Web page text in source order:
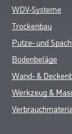
WDV-Systeme
Trockenbau
Putze- und
Bodenbeläge
Wand- &
Werkzeug &